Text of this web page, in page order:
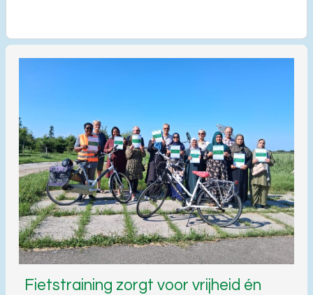
Fietstraining zorgt voor vrijheid én